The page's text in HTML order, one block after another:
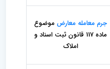
جرم معامله معارض موضوع
ماده 117 قانون ثبت اسناد و
املاک